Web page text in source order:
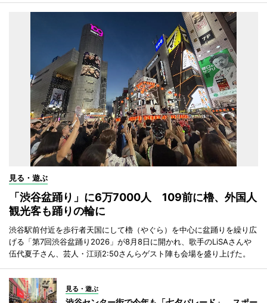
見る・遊ぶ
「渋谷盆踊り」に6万7000人 109前に櫓、外国人
観光客も踊りの輪に
渋谷駅前付近を歩行者天国にして櫓（やぐら）を中心に盆踊りを繰り広
げる「第7回渋谷盆踊り2026」が8月8日に開かれ、歌手のLiSAさんや
伍代夏子さん、芸人・江頭2:50さんらゲスト陣も会場を盛り上げた。
見る・遊ぶ